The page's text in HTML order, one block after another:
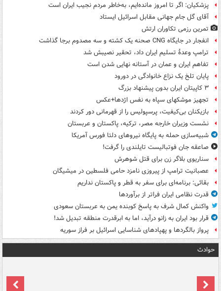
پزشکیان: اگر تا امروز مانده‌ایم، به‌خاطر مردم نجیب ایران است
آقای گل جام جهانی مقابل اسرائیل ایستاد
تمرین رزمی تکاوران ارتش
انفجار در جایگاه CNG صحنه یک کشته و سه مصدوم برجا گذاشت
ترامپ وعدۀ تسلیم ایران داد، تحقیر نصیبش شد
تفاهم ایران و عمان در آستانه نهایی شدن است
پایان تلخ یک نزاع خانوادگی در دورود
۳ کاپیتان ایران بدون پیشنهاد بزرگ
تجهیز موشکهای سپاه به نفس اژدها+عکس
بازیکنان بی‌کیفیت، پرسپولیس را از قهرمانی دور کردند
نشست وزیران خارجه مصر، ترکیه، پاکستان و عربستان
شبیه‌سازی حمله به پایگاه نیروهای دلتا فورس آمریکا
صاعقه جان فوتبالیست تایلندی را گرفت!
سناریوی بلاگر زن برای قتل شوهرش
عصبانیت ترامپ از پیروزی نامزد حامی فلسطین در میشیگان
بقائی: برنامه‌ای برای سفر به قطر و پاکستان نداریم
قدرت نظامی ایران فراتر از برآوردها
واکنش کمال شرف به پاسخ کوبنده یمن به عربستان سعودی
قرار بود ایران به زانو درآید، اما به ابرقدرت منطقه تبدیل شد!
پرواز بالگردها و پهپادهای شناسایی اسرائیل بر فراز سوریه
حوادث